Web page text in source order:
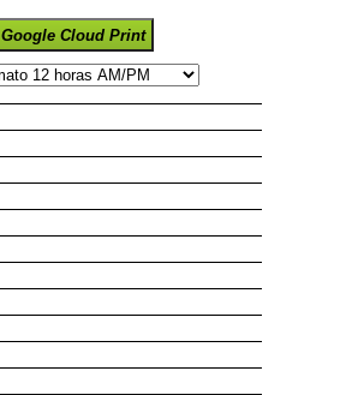
Google Cloud Print